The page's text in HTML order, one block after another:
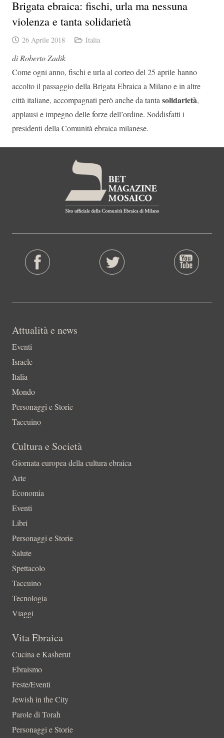
Brigata ebraica: fischi, urla ma nessuna
violenza e tanta solidarietà
26 Aprile 2018 Italia
di Roberto Zadik
Come ogni anno, fischi e urla al corteo del 25 aprile hanno
accolto il passaggio della Brigata Ebraica a Milano e in altre
città italiane, accompagnati però anche da tanta solidarietà,
applausi e impegno delle forze dell’ordine. Soddisfatti i
presidenti della Comunità ebraica milanese.
Attualità e news
Eventi
Israele
Italia
Mondo
Personaggi e Storie
Taccuino
Cultura e Società
Giornata europea della cultura ebraica
Arte
Economia
Eventi
Libri
Personaggi e Storie
Salute
Spettacolo
Taccuino
Tecnologia
Viaggi
Vita Ebraica
Cucina e Kasherut
Ebraismo
Feste/Eventi
Jewish in the City
Parole di Torah
Personaggi e Storie